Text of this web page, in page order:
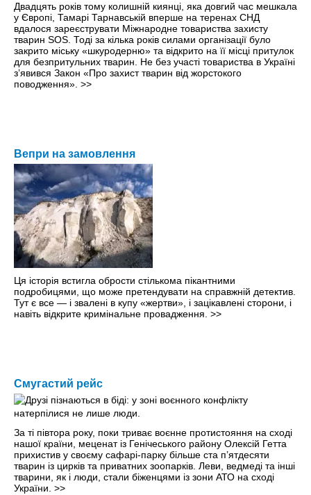
Двадцять років тому колишній киянці, яка довгий час мешкала
y Європі, Тамарі Тарнавській вперше на теренах СНД
вдалося зареєструвати Міжнародне товариства захисту
тварин SOS. Тоді за кілька років силами організації було
закрито міську «шкуродерню» та відкрито на її місці притулок
для безпритульних тварин. Не без участі товариства в Україні
з’явився Закон «Про захист тварин від жорстокого
поводження». >>
Вепри на замовлення
Ця історія встигла обрости стількома пікантними
подробицями, що може претендувати на справжній детектив.
Тут є все — і звалені в купу «жертви», і зацікавлені сторони, і
навіть відкрите кримінальне провадження. >>
Смугастий рейс
За ті півтора року, поки триває воєнне протистояння на сході
нашої країни, меценат із Генічеського району Олексій Гетта
прихистив у своєму сафарі-парку більше ста п’ятдесяти
тварин із цирків та приватних зоопарків. Леви, ведмеді та інші
тварини, як і люди, стали біженцями із зони АТО на сході
України. >>